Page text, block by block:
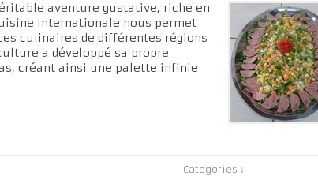
aventure gustative, riche en
Internationale nous permet
culinaires de différentes régions
a développé sa propre
créant ainsi une palette infinie
Categories ↓